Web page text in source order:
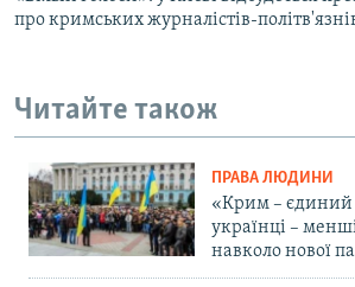
про кримських журналістів-
Читайте також
ПРАВА ЛЮДИНИ
«Крим – єдиний
українці –
навколо нової